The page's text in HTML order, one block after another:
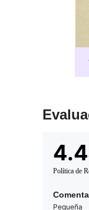
Política de
Pequeña